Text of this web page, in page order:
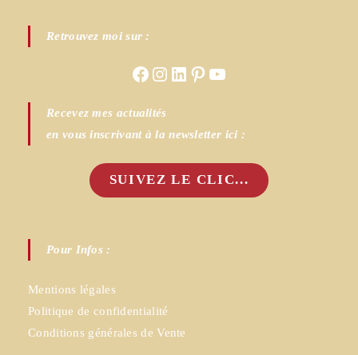
Retrouvez moi sur :
FacebookInstagram
LinkedIn
PinterestYouTube
Recevez mes actualités
en vous inscrivant à la newsletter ici :
SUIVEZ LE CLIC...
Pour Infos :
Mentions légales
Politique de confidentialité
Conditions générales de Vente